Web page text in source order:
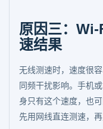
原因三：Wi-
速结果
无线测速时，速度很
同频干扰影响。手机
身只有这个速度，也
先用网线直连测速，再